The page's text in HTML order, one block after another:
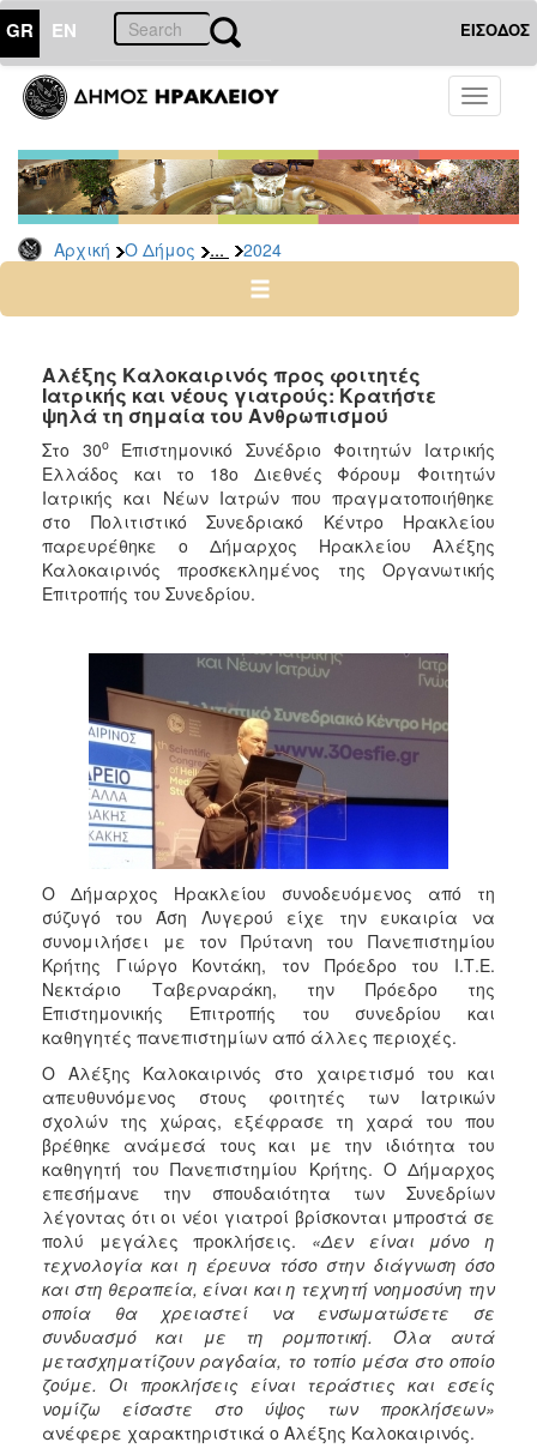
GR EN ΕΙΣΟΔΟΣ
Toggle
Αρχική Ο Δήμος ... 2024
ΔΗΜΟΣ
Δελτία
Τύπου
Αρχείο
2026
2024
2022
2021
2020
2019
2018
2017
2016
2015
2013
2012
2011
2010
2006
ΤΟΠΟΣ
ΠΟΛΙΤΙΣΜΟΣ
ΑΝΘΕΚΤΙΚΗ
ΠΟΛΗ
Αλέξης Καλοκαιρινός προς φοιτητές
Ιατρικής και νέους γιατρούς: Κρατήστε
ψηλά τη σημαία του Ανθρωπισμού
Στο 30οΕπιστημονικό Συνέδριο Φοιτητών Ιατρικής
Ελλάδος και το 18ο Διεθνές Φόρουμ Φοιτητών
Ιατρικής και Νέων Ιατρών που πραγματοποιήθηκε
στο Πολιτιστικό Συνεδριακό Κέντρο Ηρακλείου
παρευρέθηκε ο Δήμαρχος Ηρακλείου Αλέξης
Καλοκαιρινός προσκεκλημένος της Οργανωτικής
Επιτροπής του Συνεδρίου.
Ο Δήμαρχος Ηρακλείου συνοδευόμενος από τη
σύζυγό του Άση Λυγερού είχε την ευκαιρία να
συνομιλήσει με τον Πρύτανη του Πανεπιστημίου
Κρήτης Γιώργο Κοντάκη, τον Πρόεδρο του Ι.Τ.Ε.
Νεκτάριο Ταβερναράκη, την Πρόεδρο της
Επιστημονικής Επιτροπής του συνεδρίου και
καθηγητές πανεπιστημίων από άλλες περιοχές.
Ο Αλέξης Καλοκαιρινός στο χαιρετισμό του και
απευθυνόμενος στους φοιτητές των Ιατρικών
σχολών της χώρας, εξέφρασε τη χαρά του που
βρέθηκε ανάμεσά τους και με την ιδιότητα του
καθηγητή του Πανεπιστημίου Κρήτης. Ο Δήμαρχος
επεσήμανε την σπουδαιότητα των Συνεδρίων
λέγοντας ότι οι νέοι γιατροί βρίσκονται μπροστά σε
πολύ μεγάλες προκλήσεις. «Δεν είναι μόνο η
τεχνολογία και η έρευνα τόσο στην διάγνωση όσο
και στη θεραπεία, είναι και η τεχνητή νοημοσύνη την
οποία θα χρειαστεί να ενσωματώσετε σε
συνδυασμό και με τη ρομποτική. Όλα αυτά
μετασχηματίζουν ραγδαία, το τοπίο μέσα στο οποίο
ζούμε. Οι προκλήσεις είναι τεράστιες και εσείς
νομίζω είσαστε στο ύψος των προκλήσεων»
ανέφερε χαρακτηριστικά ο Αλέξης Καλοκαιρινός.